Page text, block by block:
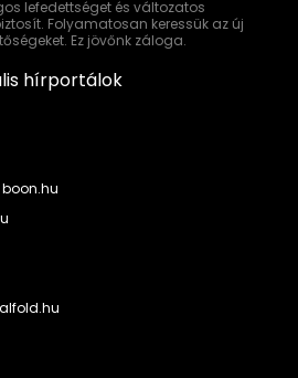
lefedettséget és változatos
Folyamatosan keressük az új
Ez jövőnk záloga.
hírportálok